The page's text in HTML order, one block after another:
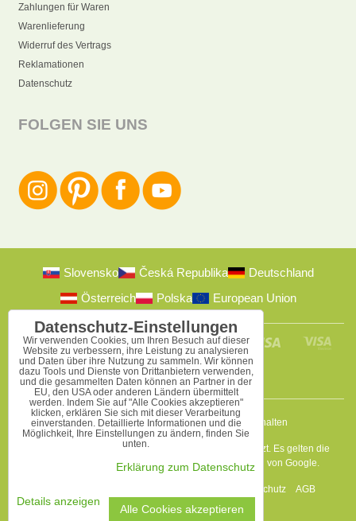
Zahlungen für Waren
Warenlieferung
Widerruf des Vertrags
Reklamationen
Datenschutz
FOLGEN SIE UNS
Slovensko Česká Republika
Deutschland
Österreich
Polska European Union
2009-2026 © Bomba s.r.o.Alle Rechte vorbehalten
Diese Seite ist durch reCAPTCHA und Google geschützt. Es gelten die
Datenschutzbestimmungena Nutzungsbedingungen von Google.
Erklärung zum Datenschutz AGB
Website erstellt mit:BiznisWeb.sk
Datenschutz-Einstellungen
Wir verwenden Cookies, um Ihren Besuch auf dieser
Website zu verbessern, ihre Leistung zu analysieren
und Daten über ihre Nutzung zu sammeln. Wir können
dazu Tools und Dienste von Drittanbietern verwenden,
und die gesammelten Daten können an Partner in der
EU, den USA oder anderen Ländern übermittelt
werden. Indem Sie auf "Alle Cookies akzeptieren"
klicken, erklären Sie sich mit dieser Verarbeitung
einverstanden. Detaillierte Informationen und die
Möglichkeit, Ihre Einstellungen zu ändern, finden Sie
unten.
Erklärung zum Datenschutz
Details anzeigen
Alle Cookies akzeptieren